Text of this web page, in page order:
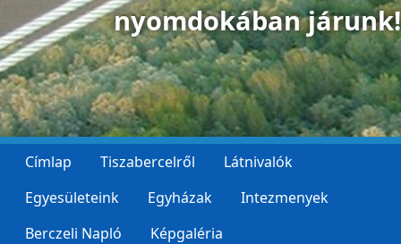
nyomdokában járunk!
Címlap Tiszabercelről
Látnivalók
Egyesületeink
Egyházak
Intezmenyek
Berczeli Napló
Képgaléria